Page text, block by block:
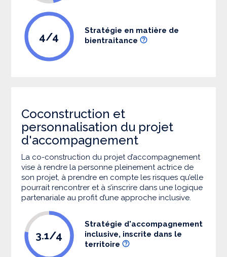
4/4
Stratégie en matière de
bientraitance
Coconstruction et
personnalisation du projet
d'accompagnement
La co-construction du projet d’accompagnement
vise à rendre la personne pleinement actrice de
son projet, à prendre en compte les risques qu’elle
pourrait rencontrer et à s’inscrire dans une logique
partenariale au profit d’une approche inclusive.
3.1/4
Stratégie d'accompagnement
inclusive, inscrite dans le
territoire